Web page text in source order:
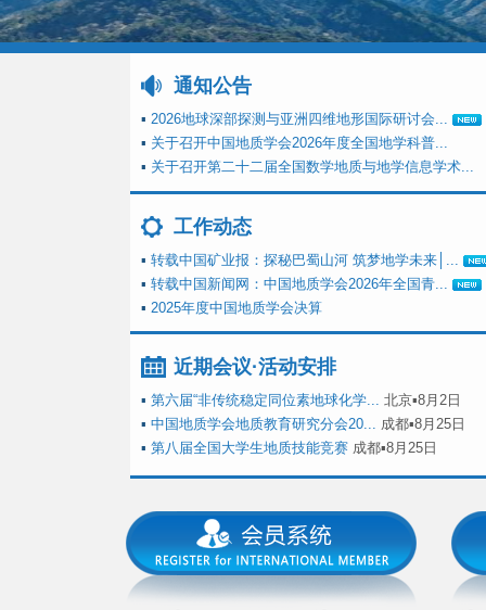
通知公告
▪ 2026地球深部探测与亚洲四维地形国际研讨会...
▪ 关于召开中国地质学会2026年度全国地学科普...
▪ 关于召开第二十二届全国数学地质与地学信息学术...
工作动态
▪ 转载中国矿业报：探秘巴蜀山河 筑梦地学未来│...
▪ 转载中国新闻网：中国地质学会2026年全国青...
▪ 2025年度中国地质学会决算
近期会议·活动安排
▪ 第六届“非传统稳定同位素地球化学... 北京▪8月2日
▪ 中国地质学会地质教育研究分会20... 成都▪8月25日
▪ 第八届全国大学生地质技能竞赛 成都▪8月25日